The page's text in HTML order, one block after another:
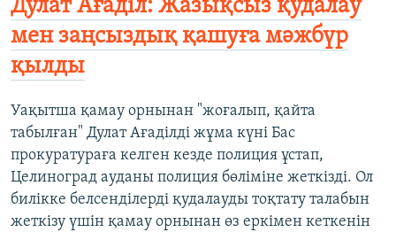
Дулат Ағаділ: Жазықсыз қудалау
мен заңсыздық қашуға мәжбүр
қылды
Уақытша қамау орнынан "жоғалып, қайта
табылған" Дулат Ағаділді жұма күні Бас
прокуратураға келген кезде полиция ұстап,
Целиноград ауданы полиция бөліміне жеткізді. Ол
билікке белсенділерді қудалауды тоқтату талабын
жеткізу үшін қамау орнынан өз еркімен кеткенін